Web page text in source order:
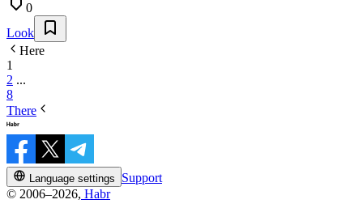
0
Look
Here
1
2 ...
8
There
Language settings
Support
© 2006–2026, Habr